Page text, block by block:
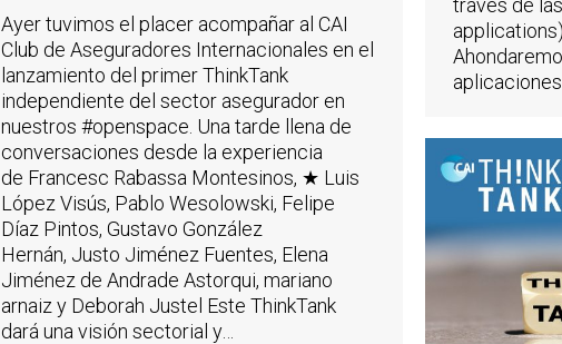
Ayer tuvimos el placer acompañar al CAI
Club de Aseguradores Internacionales en el
lanzamiento del primer ThinkTank
independiente del sector asegurador en
nuestros #openspace. Una tarde llena de
conversaciones desde la experiencia
de Francesc Rabassa Montesinos, ★ Luis
López Visús, Pablo Wesolowski, Felipe
Díaz Pintos, Gustavo González
Hernán, Justo Jiménez Fuentes, Elena
Jiménez de Andrade Astorqui, mariano
arnaiz y Deborah Justel Este ThinkTank
dará una visión sectorial y…
través de